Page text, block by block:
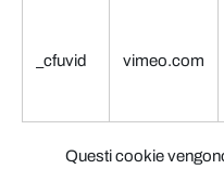
_cfuvid vimeo.com
Questi cookie